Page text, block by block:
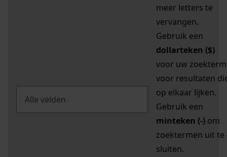
meer letters te
vervangen.
Gebruik een
dollarteken ($)
voor uw zoekterm
voor resultaten
op elkaar lijken.
Gebruik een
minteken (-) om
zoektermen uit te
sluiten.